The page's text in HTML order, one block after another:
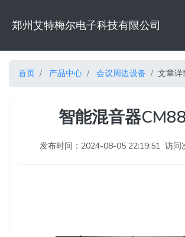
郑州艾特梅尔电子科技有限公司
首页 产品中心 会议周边设备 文章详
智能混音器
发布时间：2024-08-05 22:19:51 访问